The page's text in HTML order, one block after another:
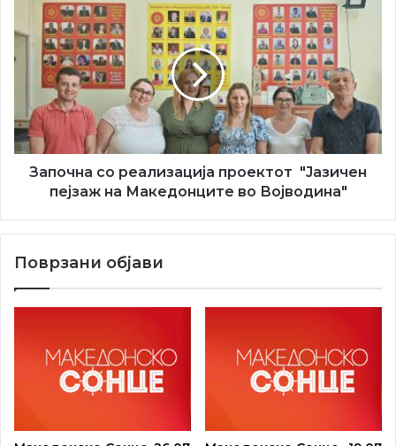
реализација
проектот "Јазичен
пејзаж
Македонците
во
Војводина"
Започна со реализација проектот "Јазичен
пејзаж на Македонците во Војводина"
Поврзани објави